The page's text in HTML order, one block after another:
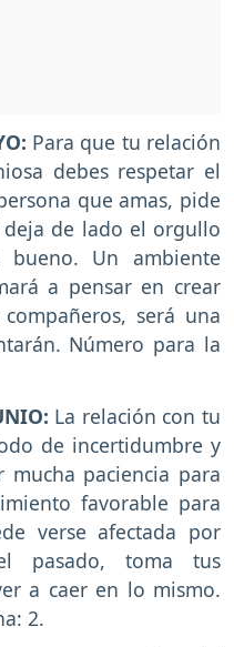
Para que tu relación
debes respetar el
que amas, pide
de lado el orgullo
Un ambiente
a pensar en crear
será una
Número para la
La relación con tu
de incertidumbre y
mucha paciencia para
favorable para
verse afectada por
pasado, toma tus
a caer en lo mismo.
2.